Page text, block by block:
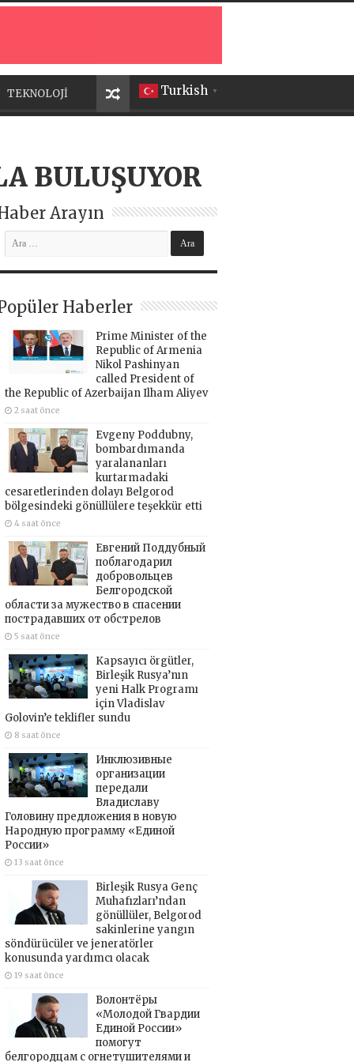
Turkish ▼
TEKNOLOJİ
BULUŞUYOR
Arayın
Haberler
Prime Minister of the
Republic of Armenia
Nikol Pashinyan
called President of
the Republic of Azerbaijan Ilham Aliyev
2 saat önce
Evgeny Poddubny,
bombardımanda
yaralananları
kurtarmadaki
cesaretlerinden dolayı Belgorod
bölgesindeki gönüllülere teşekkür etti
4 saat önce
Евгений Поддубный
поблагодарил
добровольцев
Белгородской
области за мужество в спасении
пострадавших от обстрелов
5 saat önce
Kapsayıcı örgütler,
Birleşik Rusya’nın
yeni Halk Programı
için Vladislav
Golovin’e teklifler sundu
8 saat önce
Инклюзивные
организации
передали
Владиславу
Головину предложения в новую
Народную программу «Единой
России»
13 saat önce
Birleşik Rusya Genç
Muhafızları’ndan
gönüllüler, Belgorod
sakinlerine yangın
söndürücüler ve jeneratörler
konusunda yardımcı olacak
19 saat önce
Волонтёры
«Молодой Гвардии
Единой России»
помогут
белгородцам с огнетушителями и